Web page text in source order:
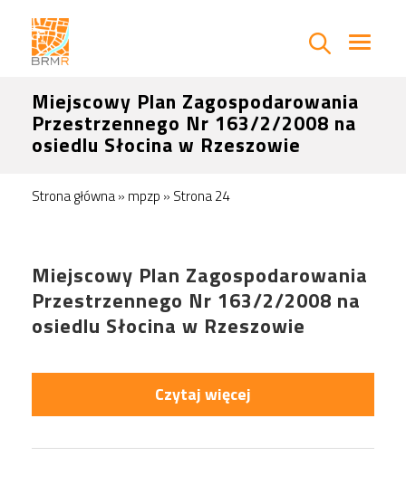
Miejscowy Plan Zagospodarowania
Przestrzennego Nr 163/2/2008 na
osiedlu Słocina w Rzeszowie
Strona główna» mpzp » Strona 24
Miejscowy Plan Zagospodarowania
Przestrzennego Nr 163/2/2008 na
osiedlu Słocina w Rzeszowie
Czytaj więcej